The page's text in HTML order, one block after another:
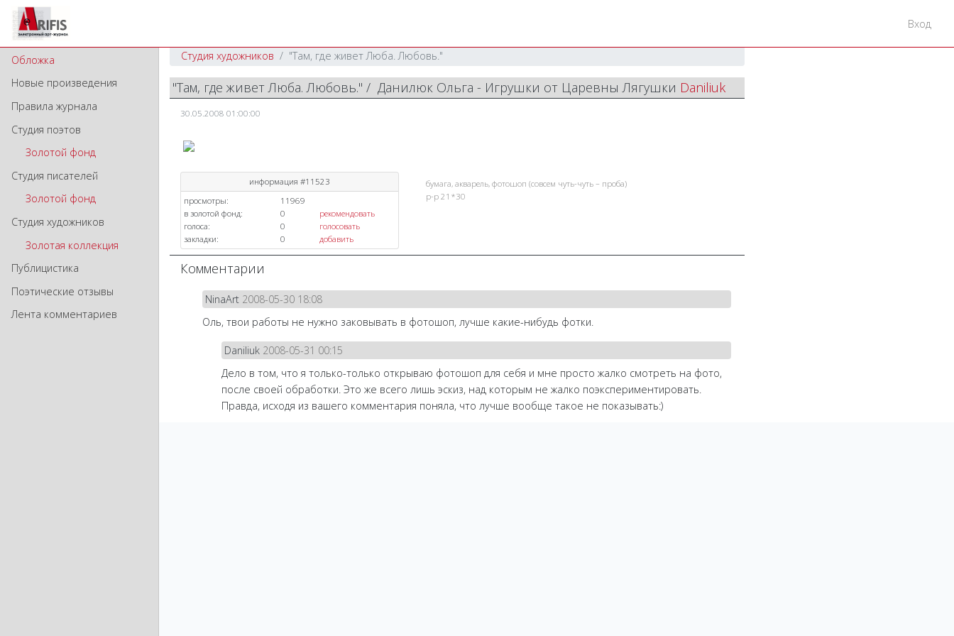
Вход
Обложка
Новые произведения
Правила журнала
Студия поэтов
Золотой фонд
Студия писателей
Золотой фонд
Студия художников
Золотая коллекция
Публицистика
Поэтические отзывы
Лента комментариев
Студия художников "Там, где живет Люба. Любовь."
"Там, где живет Люба. Любовь." / Данилюк Ольга - Игрушки от Царевны Лягушки Daniliuk
30.05.2008 01:00:00
информация #11523
просмотры:
11969
в золотой фонд:
0
рекомендовать
голоса:
0
голосовать
закладки:
0 добавить
бумага, акварель, фотошоп (совсем чуть-чуть – проба)
р-р 21*30
Комментарии
NinaArt 2008-05-30 18:08
Оль, твои работы не нужно заковывать в фотошоп, лучше какие-нибудь фотки.
Daniliuk 2008-05-31 00:15
Дело в том, что я только-только открываю фотошоп для себя и мне просто жалко смотреть на фото,
после своей обработки. Это же всего лишь эскиз, над которым не жалко поэкспериментировать.
Правда, исходя из вашего комментария поняла, что лучше вообще такое не показывать:)